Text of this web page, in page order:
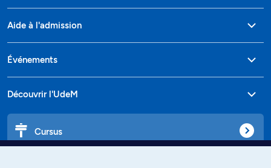
Aide à l'admission
Événements
Découvrir l'UdeM
Cursus